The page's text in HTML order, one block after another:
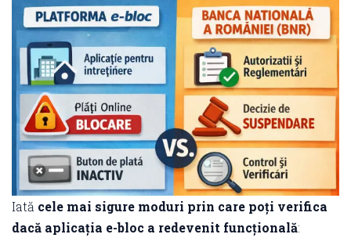
Iată cele mai sigure moduri prin care poți verifica
dacă aplicația e-bloc a redevenit funcțională: